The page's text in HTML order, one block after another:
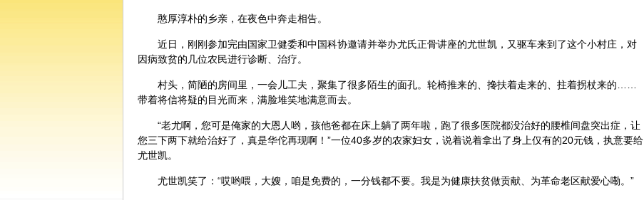
憨厚淳朴的乡亲，在夜色中奔走相告。
近日，刚刚参加完由国家卫健委和中国科协邀请并举办尤氏正骨讲座的尤世凯，又驱车来到了这个小村庄，对
因病致贫的几位农民进行诊断 、治疗。
村头，简陋的房间里，一会儿工夫，聚集了很多陌生的面孔。轮椅推来的、搀扶着走来的、拄着拐杖来的……
带着将信将疑的目光而来，满脸堆笑地满意而去。
“老尤啊，您可是俺家的大恩人哟，孩他爸都在床上躺了两年啦，跑了很多医院都没治好的腰椎间盘突出症，让
您三下两下就给治好了，真是华佗再现啊！”一位40多岁的农家妇女，说着说着拿出了身上仅有的20元钱，执意要给
尤世凯。
尤世凯笑了：“哎哟喂，大嫂，咱是免费的，一分钱都不要。我是为健康扶贫做贡献、为革命老区献爱心嘞。”